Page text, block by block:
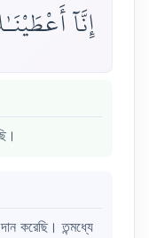
إِنَّآ
করেছি। তন্মধ্যে